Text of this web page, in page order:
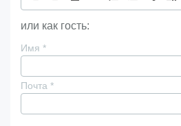
или как гость:
Имя *
Почта *